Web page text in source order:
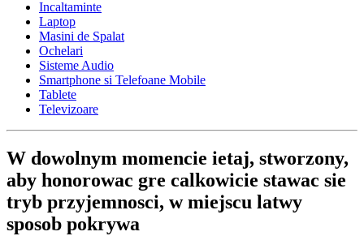
Incaltaminte
Laptop
Masini de Spalat
Ochelari
Sisteme Audio
Smartphone si Telefoane Mobile
Tablete
Televizoare
W dowolnym momencie ietaj, stworzony,
aby honorowac gre calkowicie stawac sie
tryb przyjemnosci, w miejscu latwy
sposob pokrywa